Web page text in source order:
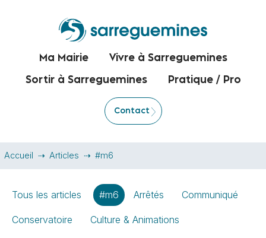
Ma Mairie Vivre à Sarreguemines
Sortir à Sarreguemines Pratique / Pro
Contact
Accueil Articles #m6
Tous les articles #m6 Arrêtés Communiqué
Conservatoire Culture & Animations